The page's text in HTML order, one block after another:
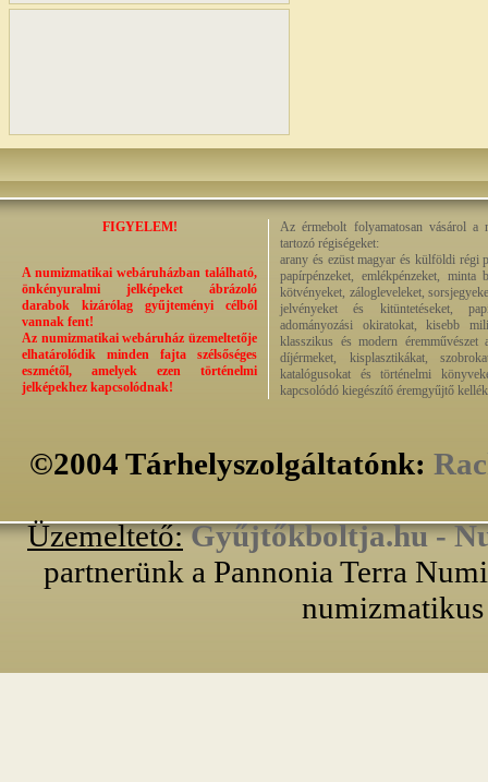
FIGYELEM!
A numizmatikai webáruházban található,
önkényuralmi jelképeket ábrázoló
darabok kizárólag gyűjteményi célból
vannak fent!
Az numizmatikai webáruház üzemeltetője
elhatárolódik minden fajta szélsőséges
eszmétől, amelyek ezen történelmi
jelképekhez kapcsolódnak!
Az érmebolt folyamatosan vásárol a
tartozó régiségeket:
arany és ezüst magyar és külföldi régi
papírpénzeket, emlékpénzeket, minta
kötvényeket, zálogleveleket,
jelvényeket és kitüntetéseket,
adományozási okiratokat, kisebb
klasszikus és modern éremművészet
díjérmeket, kisplasztikákat,
katalógusokat és történelmi
kapcsolódó kiegészítő éremgyűjtő
©2004 Tárhelyszolgáltatónk:
Üzemeltető: Gyűjtőkboltja.hu -
partnerünk a Pannonia Terra
numizmatikus